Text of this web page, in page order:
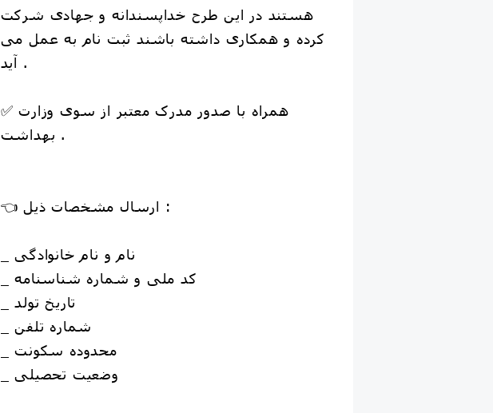
هستند در این طرح خداپسندانه و جهادی شرکت
کرده و همکاری داشته باشند ثبت نام به عمل می
آید .
✅ همراه با صدور مدرک معتبر از سوی وزارت
بهداشت .
👈 ارسال مشخصات ذیل :
_ نام و نام خانوادگی
_ کد ملی و شماره شناسنامه
_ تاریخ تولد
_ شماره تلفن
_ محدوده سکونت
_ وضعیت تحصیلی